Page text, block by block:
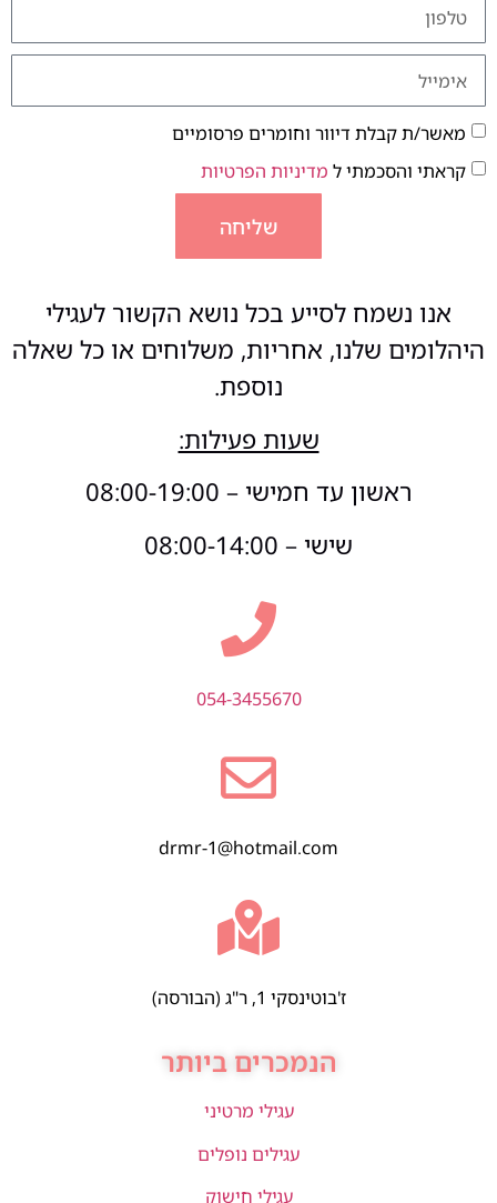
מאשר/ת קבלת דיוור וחומרים פרסומיים
קראתי והסכמתי ל מדיניות הפרטיות
שליחה
אנו נשמח לסייע בכל נושא הקשור לעגילי
היהלומים שלנו, אחריות, משלוחים או כל שאלה
נוספת.
שעות פעילות:
ראשון עד חמישי – 08:00-19:00
שישי – 08:00-14:00
054-3455670
drmr-1@hotmail.com
ז'בוטינסקי 1, ר"ג (הבורסה)
הנמכרים ביותר
עגילי מרטיני
עגילים נופלים
עגילי חישוק